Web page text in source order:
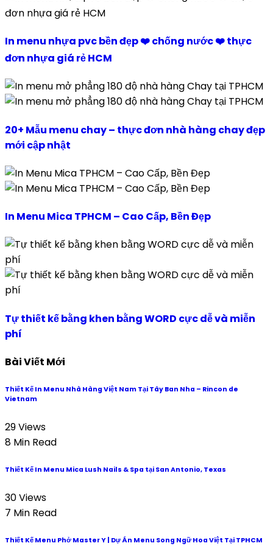
In menu nhựa pvc bền đẹp ❤️ chống nước ❤️ thực
đơn nhựa giá rẻ HCM
20+ Mẫu menu chay – thực đơn nhà hàng chay đẹp
mới cập nhật
In Menu Mica TPHCM – Cao Cấp, Bền Đẹp
Tự thiết kế bằng khen bằng WORD cực dễ và miễn
phí
Bài Viết Mới
Thiết Kế In Menu Nhà Hàng Việt Nam Tại Tây Ban Nha – Rincon de
Vietnam
29 Views
8 Min Read
Thiết Kế In Menu Mica Lush Nails & Spa tại San Antonio, Texas
30 Views
7 Min Read
Thiết Kế Menu Phở Master Y | Dự Án Menu Song Ngữ Hoa Việt Tại TPHCM